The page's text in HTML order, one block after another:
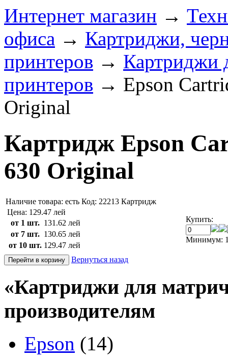
Интернет магазин →
офиса → Картриджи,
принтеров → Картриджи
принтеров → Epson
Original
Картридж Epson
630 Original
Наличие товара: есть Код: 22213 Картридж
Цена: 129.47 лей
от 1 шт. 131.62 лей
от 7 шт. 130.65 лей
от 10 шт. 129.47 лей
Купить:
Минимум:
Вернуться назад
«Картриджи для
производителям
Epson (14)